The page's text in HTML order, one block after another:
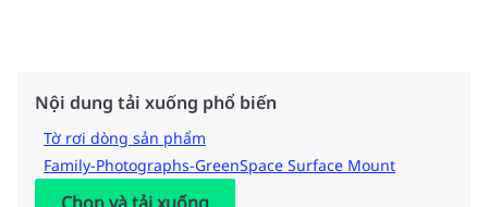
Nội dung tải xuống phổ biến
Tờ rơi dòng sản phẩm
Family-Photographs-GreenSpace Surface Mount